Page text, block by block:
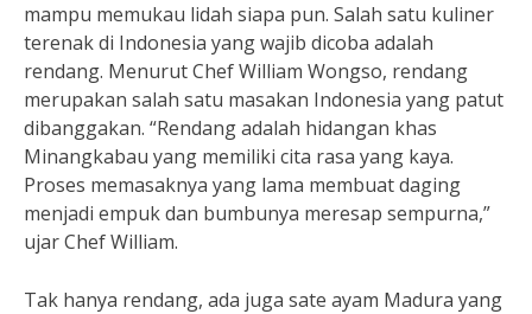
mampu memukau lidah siapa pun. Salah satu kuliner
terenak di Indonesia yang wajib dicoba adalah
rendang. Menurut Chef William Wongso, rendang
merupakan salah satu masakan Indonesia yang patut
dibanggakan. “Rendang adalah hidangan khas
Minangkabau yang memiliki cita rasa yang kaya.
Proses memasaknya yang lama membuat daging
menjadi empuk dan bumbunya meresap sempurna,”
ujar Chef William.
Tak hanya rendang, ada juga sate ayam Madura yang